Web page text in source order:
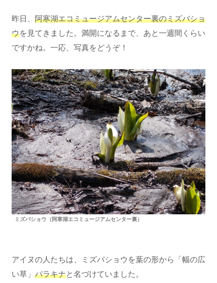
昨日、 阿寒湖エコミュージアムセンター裏のミズバショ
ウを見てきました。満開になるまで、あと一週間くらい
ですかね。一応、写真をどうぞ！
ミズバショウ（阿寒湖エコミュージアムセンター裏）
アイヌの人たちは、ミズバショウを葉の形から「幅の広
い草」 パラキナと名づけていました。